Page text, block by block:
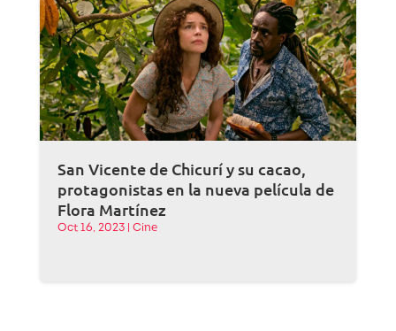
San Vicente de Chicurí y su cacao,
protagonistas en la nueva película de
Flora Martínez
Oct 16, 2023| Cine